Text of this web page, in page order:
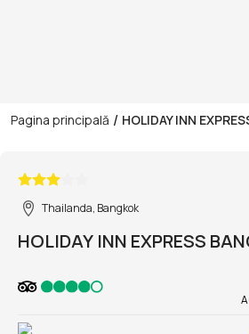
Pagina principală / HOLIDAY INN
Thailanda, Bangkok
HOLIDAY INN EXPRESS